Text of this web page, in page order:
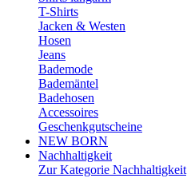
T-Shirts
Jacken & Westen
Hosen
Jeans
Bademode
Bademäntel
Badehosen
Accessoires
Geschenkgutscheine
NEW BORN
Nachhaltigkeit
Zur Kategorie Nachhaltigkeit